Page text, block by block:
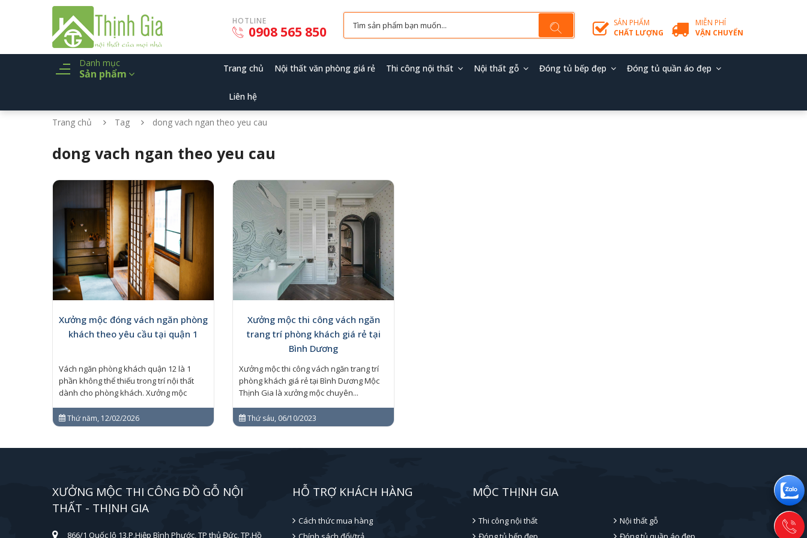
HOTLINE
0908 565 850
SẢN PHẨM
CHẤT LƯỢNG
MIỄN PHÍ
VẬN CHUYỂN
Danh mục
Sản phẩm Trang chủ Nội thất văn phòng giá rẻ Thi công nội thất Nội thất gỗ Đóng tủ bếp đẹp Đóng tủ quần áo đẹp
Liên hệ
Trang chủ Tag dong vach ngan theo yeu cau
dong vach ngan theo yeu cau
Xưởng mộc đóng vách ngăn phòng
khách theo yêu cầu tại quận 1
Vách ngăn phòng khách quận 12 là 1
phần không thể thiếu trong trí nội thất
dành cho phòng khách. Xưởng mộc
Thứ năm, 12/02/2026
Xưởng mộc thi công vách ngăn
trang trí phòng khách giá rẻ tại
Bình Dương
Xưởng mộc thi công vách ngăn trang trí
phòng khách giá rẻ tại Bình Dương Mộc
Thịnh Gia là xưởng mộc chuyên...
Thứ sáu, 06/10/2023
XƯỞNG MỘC THI CÔNG ĐỒ GỖ NỘI
THẤT - THỊNH GIA
866/1 Quốc lộ 13,P.Hiệp Bình Phước, TP thủ Đức, TP.Hồ
HỖ TRỢ KHÁCH HÀNG
Cách thức mua hàng
MỘC THỊNH GIA
Thi công nội thất
Nội thất gỗ